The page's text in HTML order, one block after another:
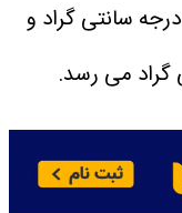
دمای هوای در سردترین ساعات به ۱۹ درجه سانتی گراد و